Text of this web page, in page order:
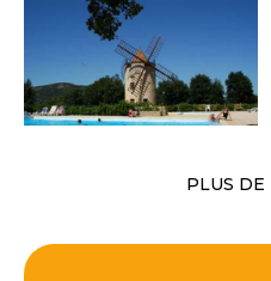
PLUS DE